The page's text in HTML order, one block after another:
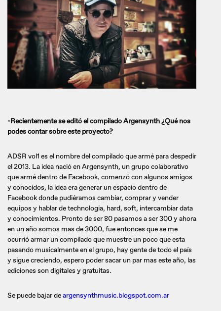
-Recientemente se editó el compilado Argensynth ¿Qué nos
podes contar sobre este proyecto?
ADSR vol1 es el nombre del compilado que armé para despedir
el 2013. La idea nació en Argensynth, un grupo colaborativo
que armé dentro de Facebook, comenzó con algunos amigos
y conocidos, la idea era generar un espacio dentro de
Facebook donde pudiéramos cambiar, comprar y vender
equipos y hablar de technologia, hard, soft, intercambiar data
y conocimientos. Pronto de ser 80 pasamos a ser 300 y ahora
en un año somos mas de 3000, fue entonces que se me
ocurrió armar un compilado que muestre un poco que esta
pasando musicalmente en el grupo, hay gente de todo el país
y sigue creciendo, espero poder sacar un par mas este año, las
ediciones son digitales y gratuitas.
Se puede bajar deargensynthmusic.blogspot.com.ar